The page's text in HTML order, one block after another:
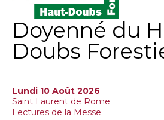
Doyenné du
Doubs
Lundi 10 Août 2026
Saint Laurent de Rome
Lectures de la Messe